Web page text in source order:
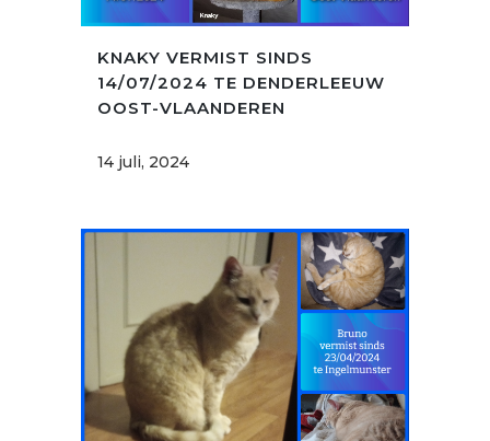
KNAKY VERMIST SINDS
14/07/2024 TE DENDERLEEUW
OOST-VLAANDEREN
14 juli, 2024